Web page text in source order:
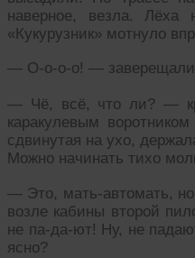
наверное, везла. Лёха
«Кукурузник» мотнуло
— О-о-о-о! — заверещали
— Чё, всё, что ли? —
каракулевым
сдвинутая на ухо,
Можно начинать тихо
— Это, мать-автомать,
возле кабины второй
не па-да-ют! Ну, не
ясно?